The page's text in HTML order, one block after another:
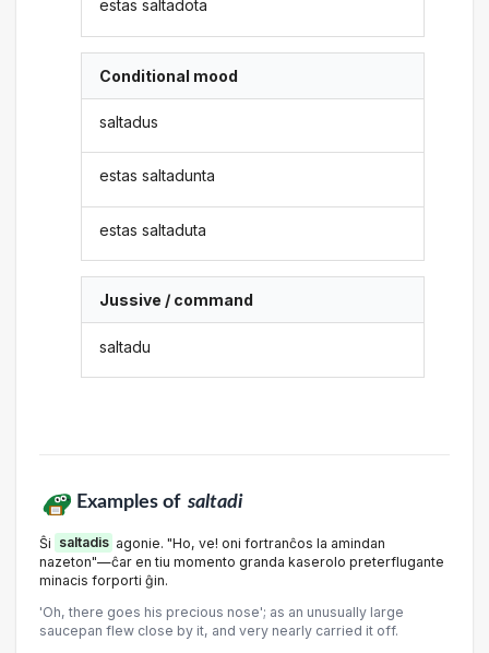
estas saltadota
Conditional mood
saltadus
estas saltadunta
estas saltaduta
Jussive / command
saltadu
Examples of saltadi
Ŝi saltadis agonie. "Ho, ve! oni fortranĉos la amindan
nazeton"—ĉar en tiu momento granda kaserolo preterflugante
minacis forporti ĝin.
'Oh, there goes his precious nose'; as an unusually large
saucepan flew close by it, and very nearly carried it off.